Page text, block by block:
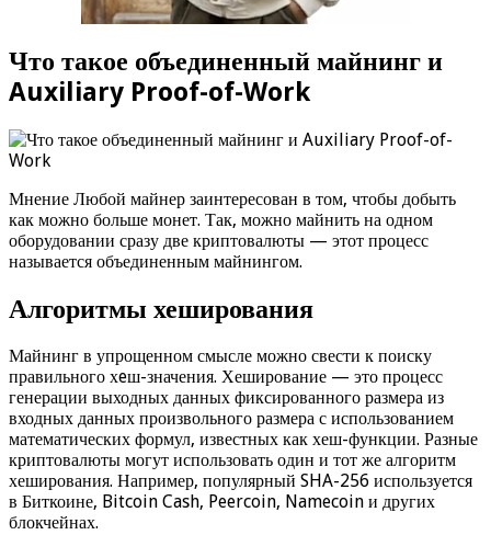
Что такое объединенный майнинг и
Auxiliary Proof-of-Work
Мнение Любой майнер заинтересован в том, чтобы добыть
как можно больше монет. Так, можно майнить на одном
оборудовании сразу две криптовалюты — этот процесс
называется объединенным майнингом.
Алгоритмы хеширования
Майнинг в упрощенном смысле можно свести к поиску
правильного хeш-значения. Хеширование — это процесс
генерации выходных данных фиксированного размера из
входных данных произвольного размера с использованием
математических формул, известных как хеш-функции. Разные
криптовалюты могут использовать один и тот же алгоритм
хеширования. Например, популярный SHA-256 используется
в Биткоине, Bitcoin Cash, Peercoin, Namecoin и других
блокчейнах.